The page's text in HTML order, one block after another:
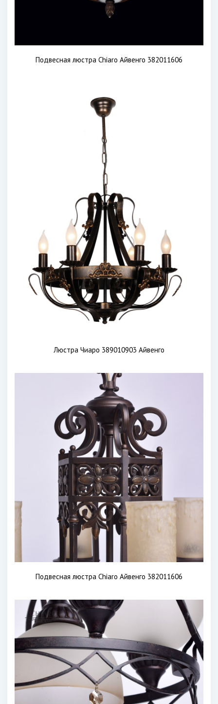
Подвесная люстра Chiaro Айвенго 382011606
Люстра Чиаро 389010903 Айвенго
Подвесная люстра Chiaro Айвенго 382011606